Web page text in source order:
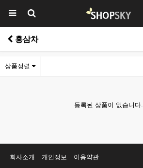
홍삼차
상품정렬
등록된 상품이 없습니다.
회사소개 개인정보 이용약관